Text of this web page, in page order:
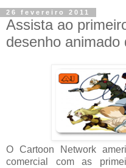
26 fevereiro 2011
Assista ao
desenho animado
O Cartoon Network
comercial com as